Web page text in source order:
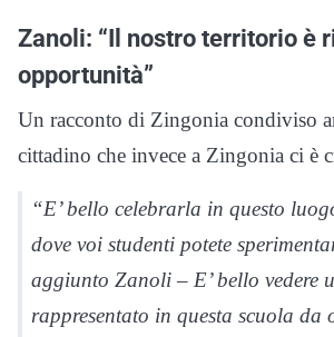
Zanoli: “Il nostro territorio è
opportunità”
Un racconto di Zingonia condiviso
cittadino che invece a Zingonia ci è
“E’ bello celebrarla in questo
dove voi studenti potete
aggiunto Zanoli – E’ bello vedere
rappresentato in questa scuola da